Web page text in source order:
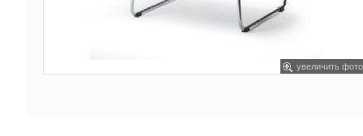
увеличить фото